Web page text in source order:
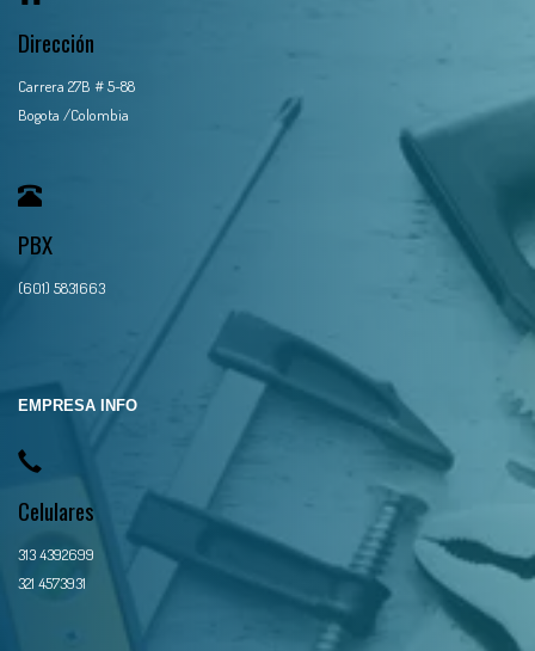
Dirección
Carrera 27B # 5-88
Bogota /Colombia
PBX
(601) 5831663
EMPRESA INFO
Celulares
313 4392699
321 4573931